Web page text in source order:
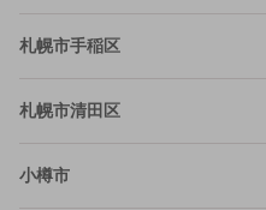
札幌市手稲区
札幌市清田区
小樽市